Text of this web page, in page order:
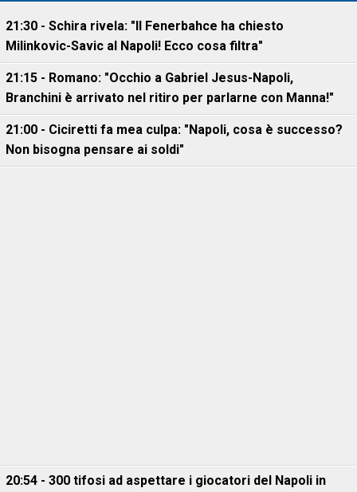
21:30 - Schira rivela: "Il Fenerbahce ha chiesto
Milinkovic-Savic al Napoli! Ecco cosa filtra"
21:15 - Romano: "Occhio a Gabriel Jesus-Napoli,
Branchini è arrivato nel ritiro per parlarne con Manna!"
21:00 - Ciciretti fa mea culpa: "Napoli, cosa è successo?
Non bisogna pensare ai soldi"
20:54 - 300 tifosi ad aspettare i giocatori del Napoli in